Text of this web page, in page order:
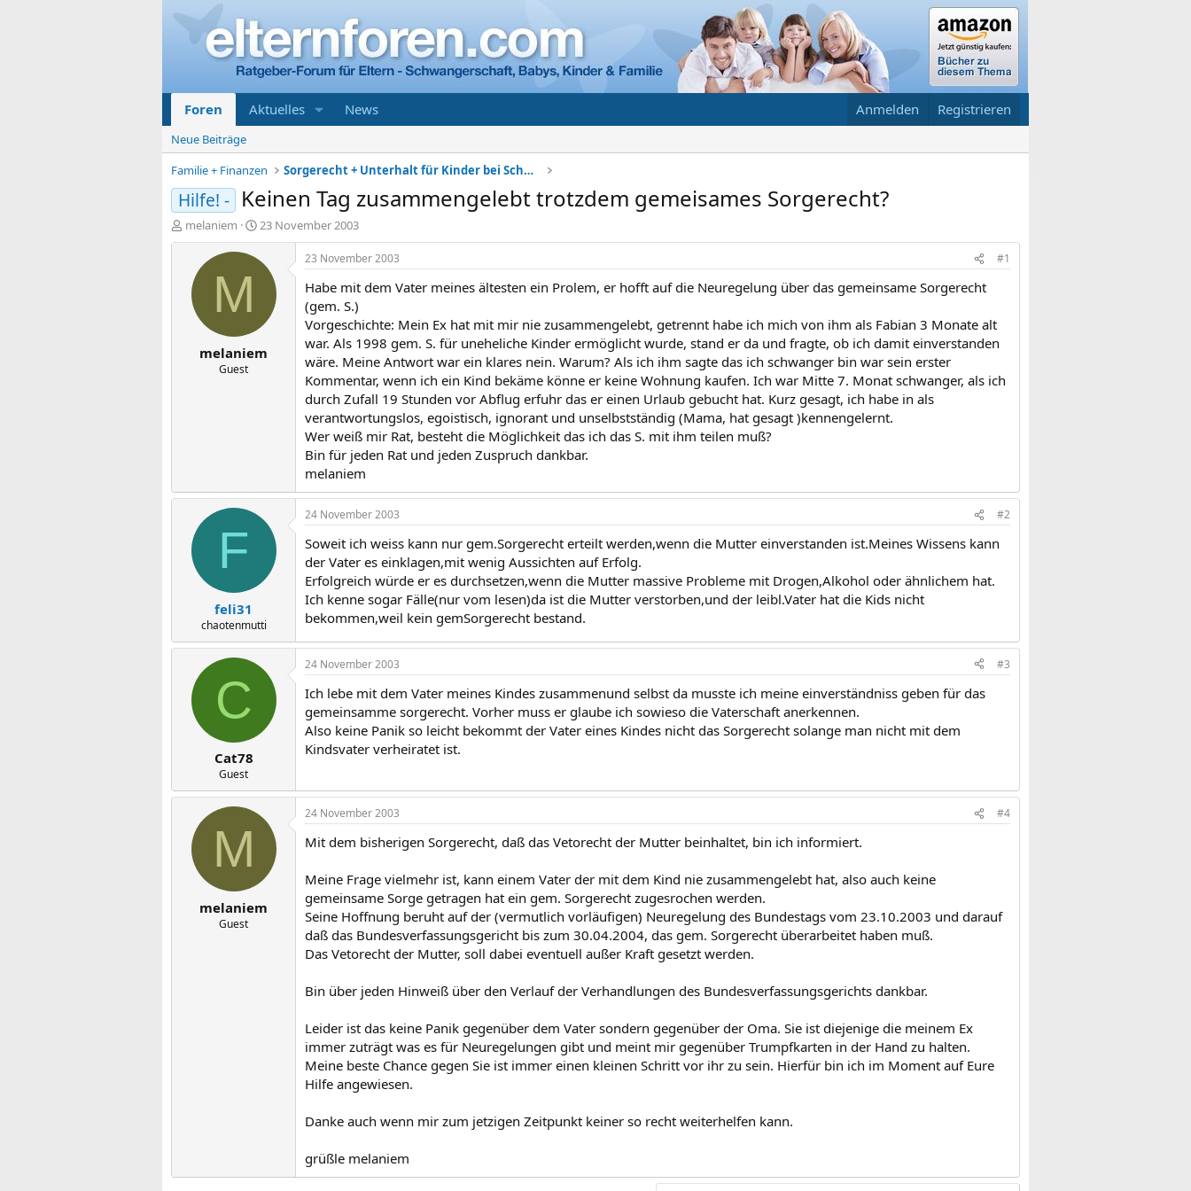
Foren Aktuelles News Anmelden Registrieren
Neue Beiträge
Familie + Finanzen
Sorgerecht + Unterhalt für Kinder bei Scheidung
Hilfe! - Keinen Tag zusammengelebt trotzdem gemeisames Sorgerecht?
E
r
melaniem
E
r
s
a
23 November 2003
M
melaniem
Guest
23 November 2003 #1
Habe mit dem Vater meines ältesten ein Prolem, er hofft auf die Neuregelung über das gemeinsame Sorgerecht
(gem. S.)
Vorgeschichte: Mein Ex hat mit mir nie zusammengelebt, getrennt habe ich mich von ihm als Fabian 3 Monate alt
war. Als 1998 gem. S. für uneheliche Kinder ermöglicht wurde, stand er da und fragte, ob ich damit einverstanden
wäre. Meine Antwort war ein klares nein. Warum? Als ich ihm sagte das ich schwanger bin war sein erster
Kommentar, wenn ich ein Kind bekäme könne er keine Wohnung kaufen. Ich war Mitte 7. Monat schwanger, als ich
durch Zufall 19 Stunden vor Abflug erfuhr das er einen Urlaub gebucht hat. Kurz gesagt, ich habe in als
verantwortungslos, egoistisch, ignorant und unselbstständig (Mama, hat gesagt )kennengelernt.
Wer weiß mir Rat, besteht die Möglichkeit das ich das S. mit ihm teilen muß?
Bin für jeden Rat und jeden Zuspruch dankbar.
melaniem
F
feli31
chaotenmutti
24 November 2003 #2
Soweit ich weiss kann nur gem.Sorgerecht erteilt werden,wenn die Mutter einverstanden ist.Meines Wissens kann
der Vater es einklagen,mit wenig Aussichten auf Erfolg.
Erfolgreich würde er es durchsetzen,wenn die Mutter massive Probleme mit Drogen,Alkohol oder ähnlichem hat.
Ich kenne sogar Fälle(nur vom lesen)da ist die Mutter verstorben,und der leibl.Vater hat die Kids nicht
bekommen,weil kein gemSorgerecht bestand.
C
Cat78
Guest
24 November 2003 #3
Ich lebe mit dem Vater meines Kindes zusammenund selbst da musste ich meine einverständniss geben für das
gemeinsamme sorgerecht. Vorher muss er glaube ich sowieso die Vaterschaft anerkennen.
Also keine Panik so leicht bekommt der Vater eines Kindes nicht das Sorgerecht solange man nicht mit dem
Kindsvater verheiratet ist.
M
melaniem
Guest
24 November 2003 #4
Mit dem bisherigen Sorgerecht, daß das Vetorecht der Mutter beinhaltet, bin ich informiert.
Meine Frage vielmehr ist, kann einem Vater der mit dem Kind nie zusammengelebt hat, also auch keine
gemeinsame Sorge getragen hat ein gem. Sorgerecht zugesrochen werden.
Seine Hoffnung beruht auf der (vermutlich vorläufigen) Neuregelung des Bundestags vom 23.10.2003 und darauf
daß das Bundesverfassungsgericht bis zum 30.04.2004, das gem. Sorgerecht überarbeitet haben muß.
Das Vetorecht der Mutter, soll dabei eventuell außer Kraft gesetzt werden.
Bin über jeden Hinweiß über den Verlauf der Verhandlungen des Bundesverfassungsgerichts dankbar.
Leider ist das keine Panik gegenüber dem Vater sondern gegenüber der Oma. Sie ist diejenige die meinem Ex
immer zuträgt was es für Neuregelungen gibt und meint mir gegenüber Trumpfkarten in der Hand zu halten.
Meine beste Chance gegen Sie ist immer einen kleinen Schritt vor ihr zu sein. Hierfür bin ich im Moment auf Eure
Hilfe angewiesen.
Danke auch wenn mir zum jetzigen Zeitpunkt keiner so recht weiterhelfen kann.
grüßle melaniem